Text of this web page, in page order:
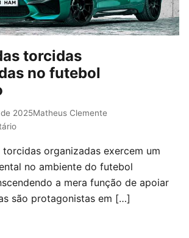
torcidas
no futebol
2025Matheus Clemente
organizadas exercem um
no ambiente do futebol
a mera função de apoiar
são protagonistas em […]